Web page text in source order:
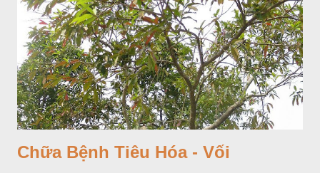
Chữa Bệnh Tiêu Hóa - Vối